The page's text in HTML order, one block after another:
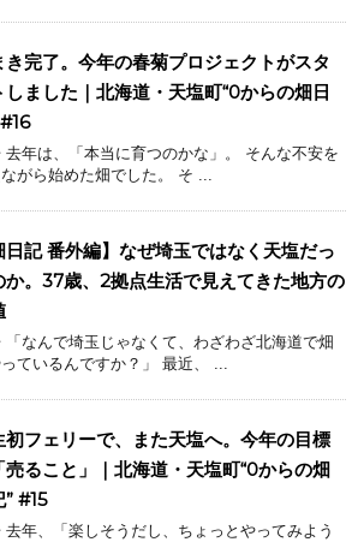
き完了。今年の春菊プロジェクトがスタ
しました｜北海道・天塩町“0からの畑日
去年は、「本当に育つのかな」。 そんな不安を
がら始めた畑でした。 そ ...
日記 番外編】なぜ埼玉ではなく天塩だっ
か。37歳、2拠点生活で見えてきた地方の
「なんで埼玉じゃなくて、わざわざ北海道で畑
ているんですか？」 最近、 ...
初フェリーで、また天塩へ。今年の目標
売ること」｜北海道・天塩町“0からの畑
” #15
去年、「楽しそうだし、ちょっとやってみよう